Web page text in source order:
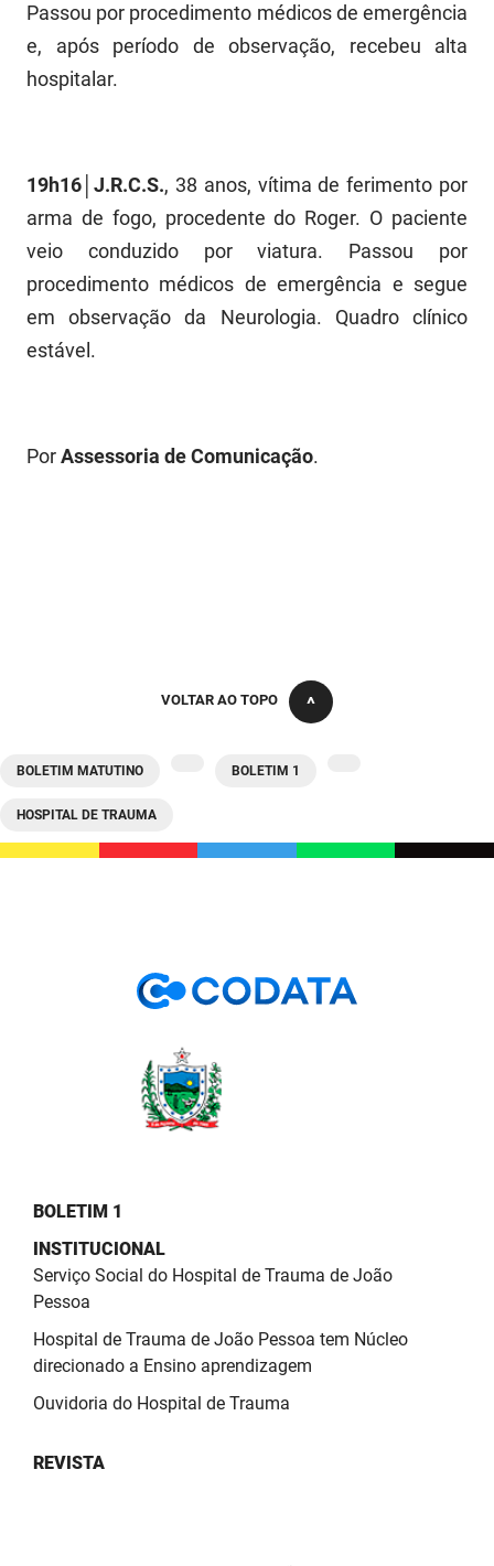
Rádio Tabajara
SUDEMA
UEPB
Passou por procedimento médicos de emergência
e, após período de observação, recebeu alta
hospitalar.
19h16│J.R.C.S., 38 anos, vítima de ferimento por
arma de fogo, procedente do Roger. O paciente
veio conduzido por viatura. Passou por
procedimento médicos de emergência e segue
em observação da Neurologia. Quadro clínico
estável.
PorAssessoria de Comunicação.
VOLTAR AO TOPO
BOLETIM MATUTINO BOLETIM 1
HOSPITAL DE TRAUMA
BOLETIM 1
INSTITUCIONAL
Serviço Social do Hospital de Trauma de João
Pessoa
Hospital de Trauma de João Pessoa tem Núcleo
direcionado a Ensino aprendizagem
Ouvidoria do Hospital de Trauma
REVISTA